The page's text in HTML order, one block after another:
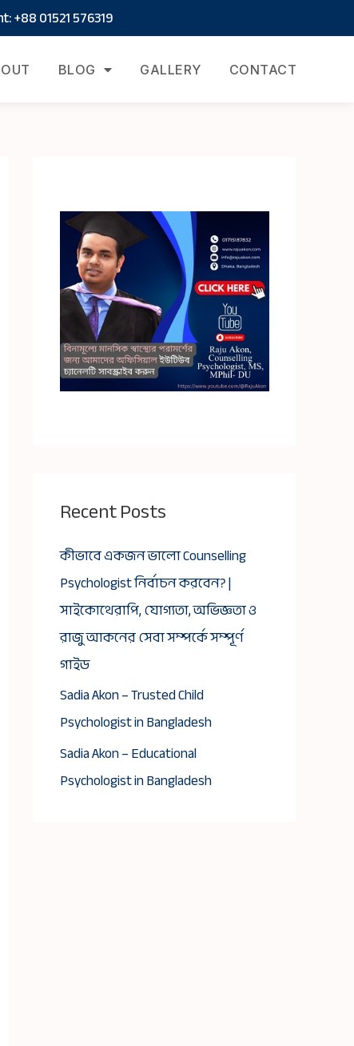
+88 01521 576319
BLOG GALLERY CONTACT
Recent Posts
কীভাবে একজন ভালো Counselling
Psychologist নির্বাচন করবেন? |
সাইকোথেরাপি, যোগ্যতা, অভিজ্ঞতা ও
রাজু আকনের সেবা সম্পর্কে সম্পূর্ণ
গাইড
Sadia Akon – Trusted Child
Psychologist in Bangladesh
Sadia Akon – Educational
Psychologist in Bangladesh